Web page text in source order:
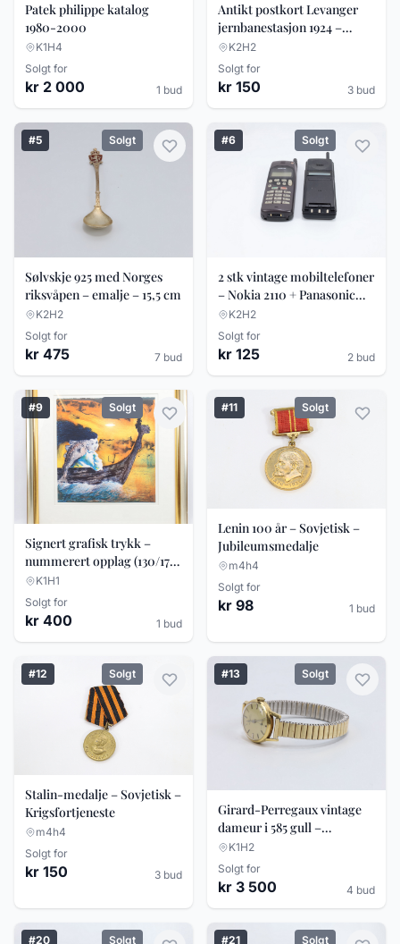
Patek philippe katalog
1980-2000
K1H4
Solgt for
kr 2 000 1 bud
Antikt postkort Levanger
jernbanestasjon 1924 –
togmotiv – B. Thurn-
Paulsen
K2H2
Solgt for
kr 150 3 bud
#5 Solgt
Sølvskje 925 med Norges
riksvåpen – emalje – 15,5 cm
K2H2
Solgt for
kr 475 7 bud
#6 Solgt
2 stk vintage mobiltelefoner
– Nokia 2110 + Panasonic
(90-tallet)
K2H2
Solgt for
kr 125 2 bud
#9 Solgt
Signert grafisk trykk –
nummerert opplag (130/170)
– innrammet
K1H1
Solgt for
kr 400 1 bud
#11 Solgt
Lenin 100 år – Sovjetisk –
Jubileumsmedalje
m4h4
Solgt for
kr 98 1 bud
#12 Solgt
Stalin-medalje – Sovjetisk –
Krigsfortjeneste
m4h4
Solgt for
kr 150 3 bud
#13 Solgt
Girard-Perregaux vintage
dameur i 585 gull –
mekanisk klokke
K1H2
Solgt for
kr 3 500 4 bud
#20 Solgt #21 Solgt